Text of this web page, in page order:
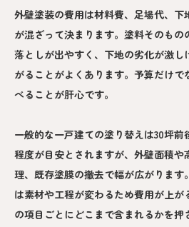
外壁塗装の費用は材料費、足場代、
が混ざって決まります。塗料そのも
落としが出やすく、下地の劣化が激
がることがよくあります。予算だけ
べることが肝心です。
一般的な一戸建ての塗り替えは30坪前
程度が目安とされますが、外壁面積や
理、既存塗膜の撤去で幅が広がりま
は素材や工程が変わるため費用が上
の項目ごとにどこまで含まれるかを押